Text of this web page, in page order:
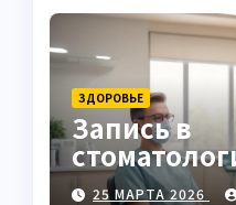
ЗДОРОВЬЕ
Запись в
клинику
25 МАРТА 2026